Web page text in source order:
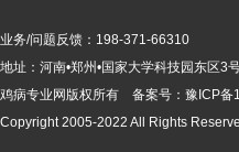
业务/问题反馈：198-371-66310
地址：河南•郑州•国家大学科技园东区3
鸡病专业网版权所有 备案号： 豫ICP备
Copyright 2005-2022 All Rights